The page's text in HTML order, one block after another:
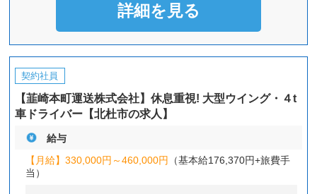
詳細を見る
契約社員
【韮崎本町運送株式会社】休息重視! 大型ウイング・４t
車ドライバー【北杜市の求人】
給与
【月給】330,000円～460,000円
（基本給176,370円+旅費手
当）